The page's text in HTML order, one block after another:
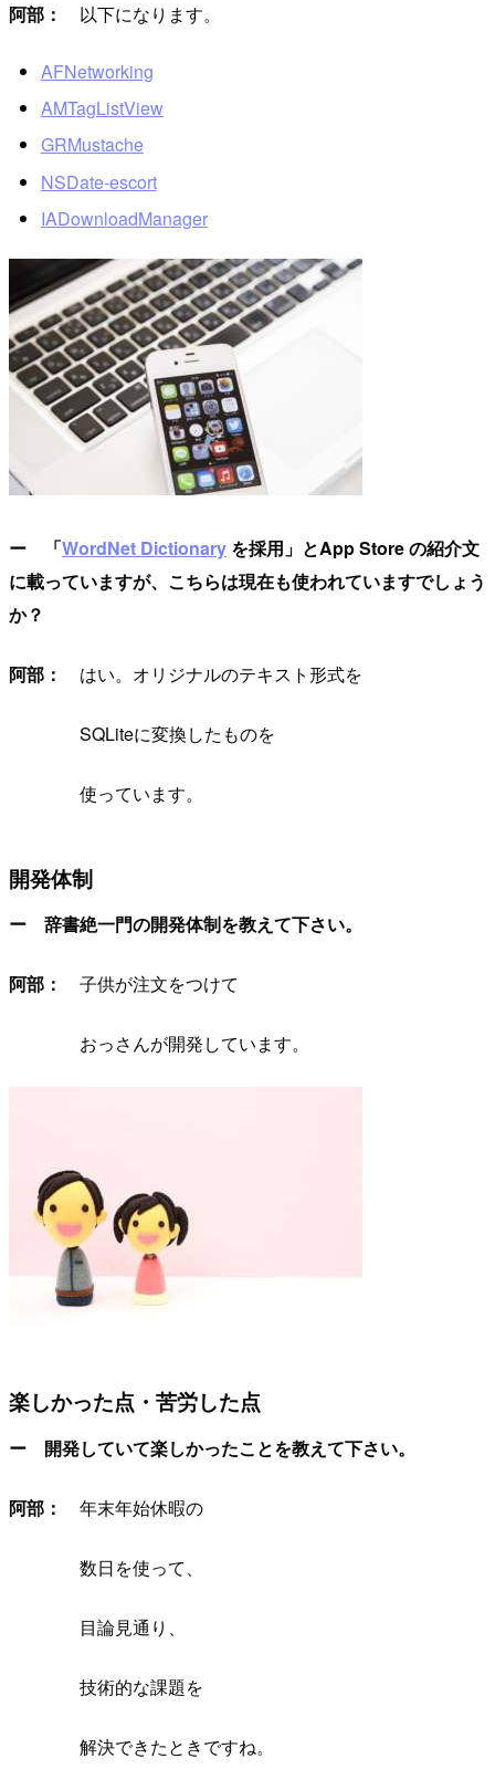
阿部： 以下になります。
AFNetworking
AMTagListView
GRMustache
NSDate-escort
IADownloadManager
ー 「WordNet Dictionary を採用」とApp Store の紹介文
に載っていますが、こちらは現在も使われていますでしょう
か？
阿部： はい。オリジナルのテキスト形式を
SQLiteに変換したものを
使っています。
開発体制
ー 辞書絶一門の開発体制を教えて下さい。
阿部： 子供が注文をつけて
おっさんが開発しています。
楽しかった点・苦労した点
ー 開発していて楽しかったことを教えて下さい。
阿部： 年末年始休暇の
数日を使って、
目論見通り、
技術的な課題を
解決できたときですね。